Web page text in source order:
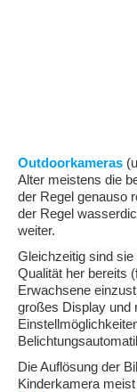
Outdoorkameras
Alter meistens die
der Regel genauso
der Regel
weiter.
Gleichzeitig sind
Qualität her bereits
Erwachsene
großes Display und
Die Auflösung der
Kinderkamera